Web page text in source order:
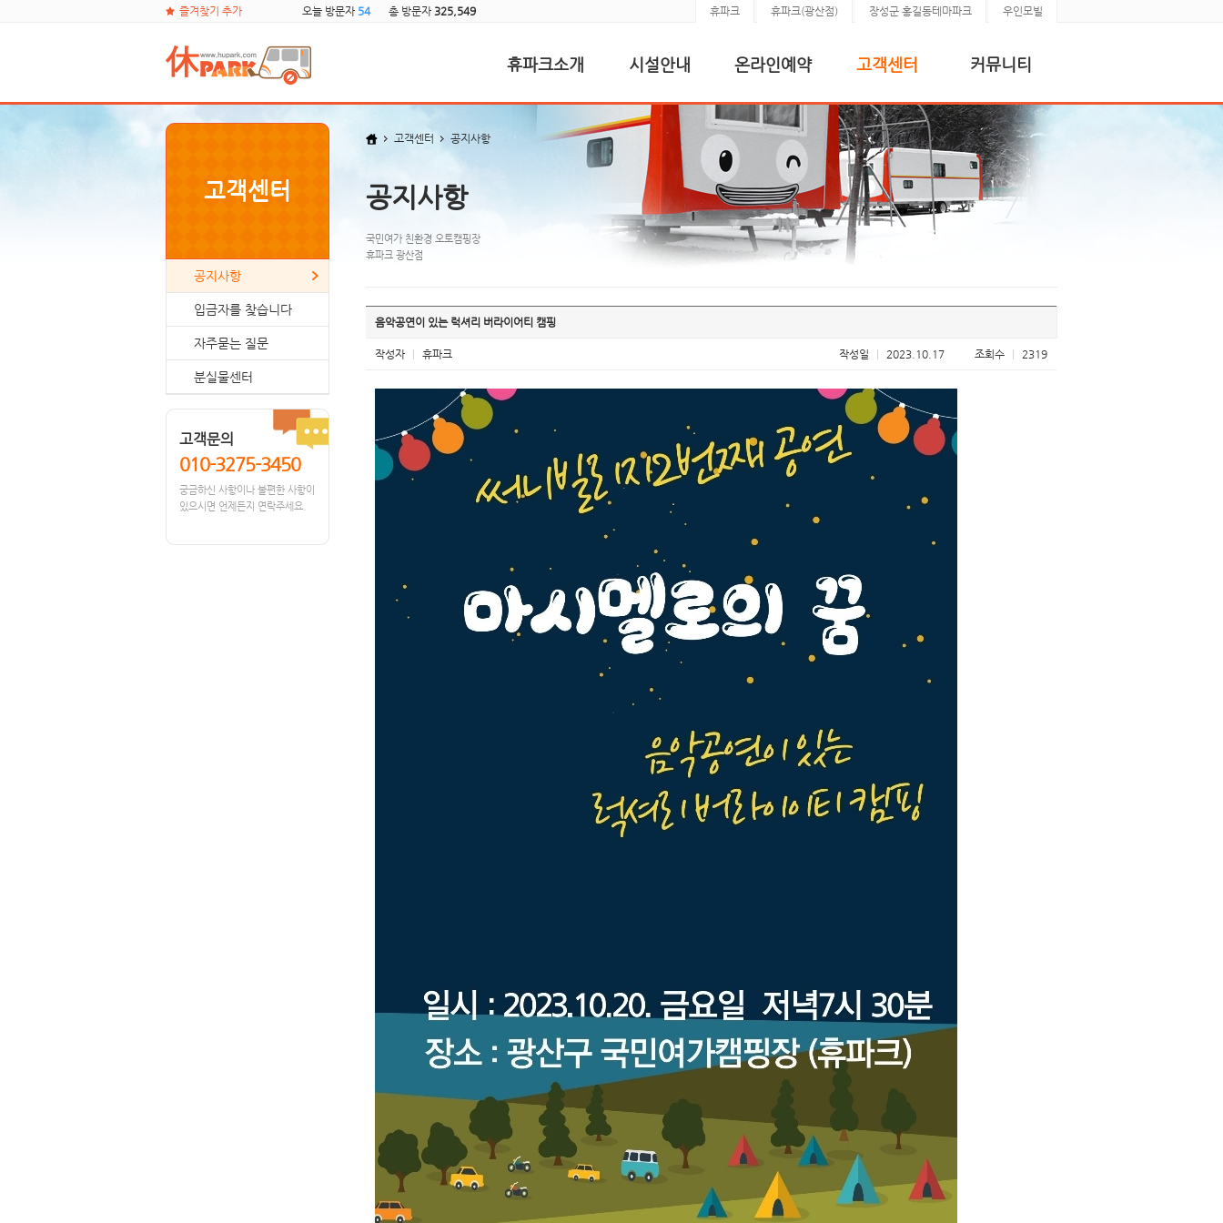
즐겨찾기 추가 휴파크 휴파크(광산점) 장성군 홍길동테마파크 우인모빌
오늘 방문자 54 총 방문자 325,549
휴파크소개 시설안내 온라인예약 고객센터 커뮤니티
고객센터
공지사항
입금자를 찾습니다
자주묻는 질문
분실물센터
고객문의
010-3275-3450
궁금하신 사항이나 불편한 사항이
있으시면 언제든지 연락주세요.
고객센터 공지사항
공지사항
국민여가 친환경 오토캠핑장
휴파크 광산점
음악공연이 있는 럭셔리 버라이어티 캠핑
작성자 휴파크 작성일 2023.10.17 조회수 2319